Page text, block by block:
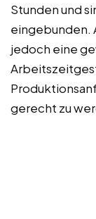
Stunden und
eingebunden.
jedoch eine
gerecht zu